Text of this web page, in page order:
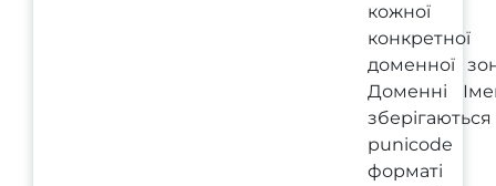
кожної
конкретної
доменної
Доменні
punicode
форматі